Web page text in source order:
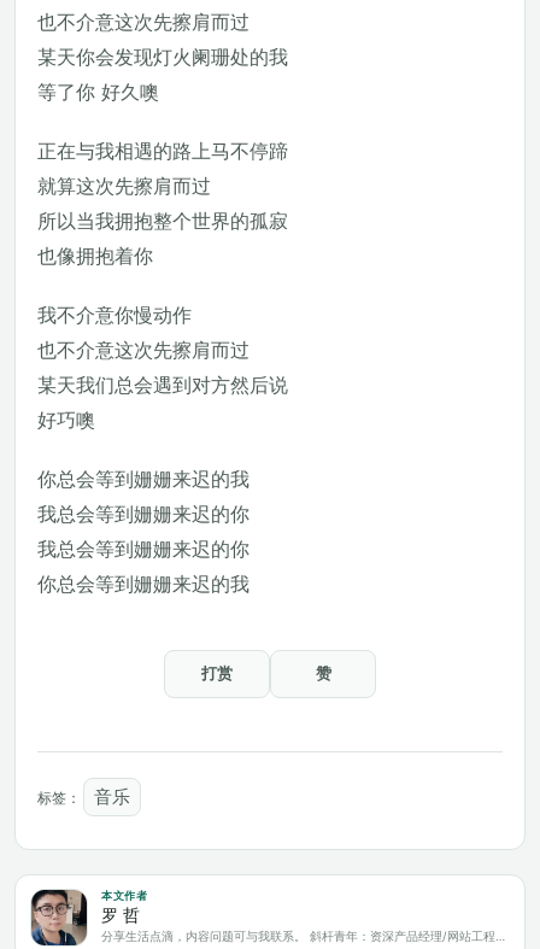
也不介意这次先擦肩而过
某天你会发现灯火阑珊处的我
等了你 好久噢
正在与我相遇的路上马不停蹄
就算这次先擦肩而过
所以当我拥抱整个世界的孤寂
也像拥抱着你
我不介意你慢动作
也不介意这次先擦肩而过
某天我们总会遇到对方然后说
好巧噢
你总会等到姗姗来迟的我
我总会等到姗姗来迟的你
我总会等到姗姗来迟的你
你总会等到姗姗来迟的我
打赏 赞
标签： 音乐
本文作者
罗 哲